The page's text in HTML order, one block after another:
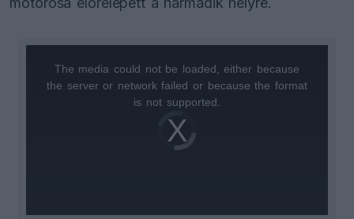
Video
Player
loading.
The media could not be loaded, either because
the server or network failed or because the format
is not supported.